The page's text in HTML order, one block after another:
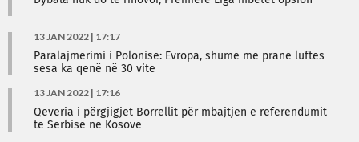
13 JAN 2022 | 17:17
Paralajmërimi i Polonisë: Evropa, shumë më pranë luftës
sesa ka qenë në 30 vite
13 JAN 2022 | 17:16
Qeveria i përgjigjet Borrellit për mbajtjen e referendumit
të Serbisë në Kosovë